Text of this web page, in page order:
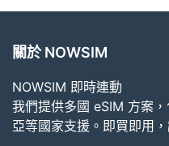
關於 NOWSIM
NOWSIM 即時連動
我們提供多國 eSIM 方案
亞等國家支援。即買即用